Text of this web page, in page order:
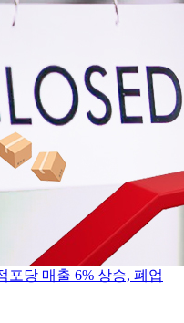
포당 매출 6% 상승, 폐업